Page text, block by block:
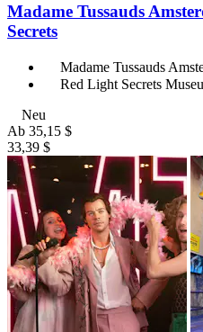
Madame Tussauds
Secrets
Madame Tussauds
Red Light Secrets
Neu
Ab 35,15 $
33,39 $